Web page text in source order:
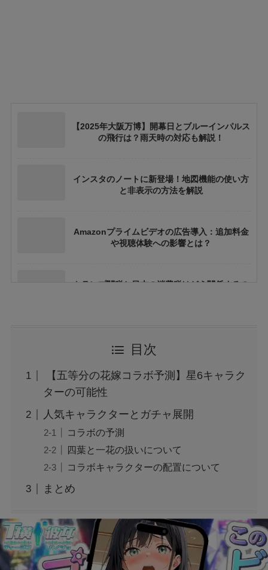
【2025年大阪万博】開幕日とブルーインパルス
の飛行は？雨天時の対応も解説！
インスタのノートに新登場！地図機能の使い方
と非表示の方法を解説
Amazonプライムビデオの広告導入：追加料金
や視聴体験への影響とは？
トランプ関税と日本の消費税はどう関係するの
らえる？引換時の注意点も解説
広末涼子の薬物使用疑惑：事故と逮捕の真相を
わかりやすく解説！
「誰から？＋999100から怪しい電話と謎のメッ
【迷惑メール】dodaからのSMSは詐欺？原因
と対処法は？
目次
【五等分の花嫁コラボ予測】星6キャラク
ターの可能性
人気キャラクターとガチャ展開
コラボの予測
四葉と一花の扱いについて
コラボキャラクターの配置について
まとめ